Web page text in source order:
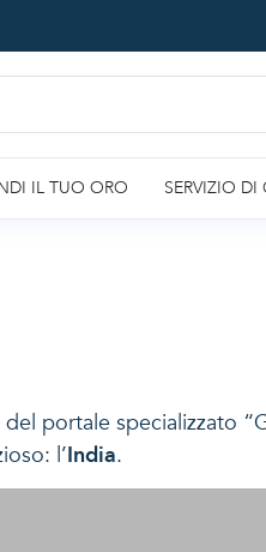
IL TUO ORO SERVIZIO
portale specializzato
l’India.